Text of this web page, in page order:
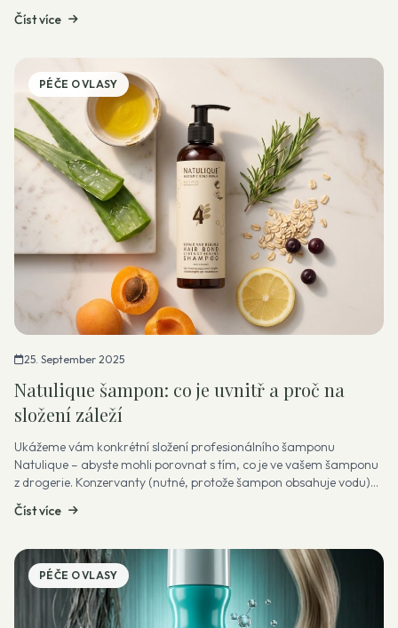
mikroorganismům. Pr...
Číst více
PÉČE O VLASY
25. September 2025
Natulique šampon: co je uvnitř a proč na
složení záleží
Ukážeme vám konkrétní složení profesionálního šamponu
Natulique – abyste mohli porovnat s tím, co je ve vašem šamponu
z drogerie. Konzervanty (nutné, protože šampon obsahuje vodu)
Natulique používá po...
Číst více
PÉČE O VLASY